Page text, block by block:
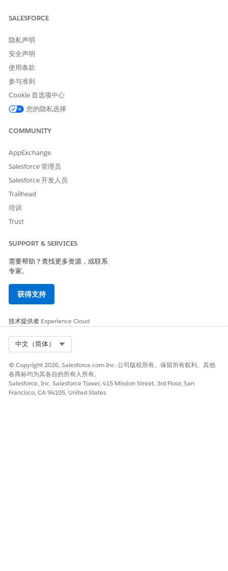
SALESFORCE
隐私声明
安全声明
使用条款
参与准则
Cookie 首选项中心
您的隐私选择
COMMUNITY
AppExchange
Salesforce 管理员
Salesforce 开发人员
Trailhead
培训
Trust
SUPPORT & SERVICES
需要帮助？查找更多资源，或联系
专家。
获得支持
技术提供者 Experience Cloud
中文（简体）
© Copyright 2026, Salesforce.com Inc. 公司版权所有。保留所有权利。其他
各商标均为其各自的所有人所有。
Salesforce, Inc. Salesforce Tower, 415 Mission Street, 3rd Floor, San
Francisco, CA 94105, United States